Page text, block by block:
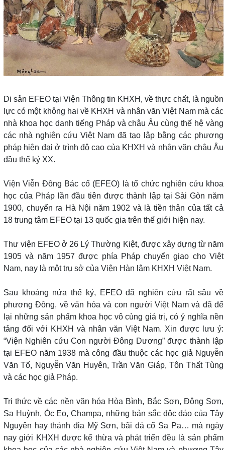
Di sản EFEO tại Viện Thông tin KHXH, về thực chất, là nguồn
lực có một không hai về KHXH và nhân văn Việt Nam mà các
nhà khoa học danh tiếng Pháp và châu Âu cùng thế hệ vàng
các nhà nghiên cứu Việt Nam đã tạo lập bằng các phương
pháp hiện đại ở trình độ cao của KHXH và nhân văn châu Âu
đầu thế kỷ XX.
Viện Viễn Đông Bác cổ (EFEO) là tổ chức nghiên cứu khoa
học của Pháp lần đầu tiên được thành lập tại Sài Gòn năm
1900, chuyển ra Hà Nội năm 1902 và là tiền thân của tất cả
18 trung tâm EFEO tại 13 quốc gia trên thế giới hiện nay.
Thư viện EFEO ở 26 Lý Thường Kiệt, được xây dựng từ năm
1905 và năm 1957 được phía Pháp chuyển giao cho Việt
Nam, nay là một trụ sở của Viện Hàn lâm KHXH Việt Nam.
Sau khoảng nửa thế kỷ, EFEO đã nghiên cứu rất sâu về
phương Đông, về văn hóa và con người Việt Nam và đã để
lại những sản phẩm khoa học vô cùng giá trị, có ý nghĩa nền
tảng đối với KHXH và nhân văn Việt Nam. Xin được lưu ý:
“Viện Nghiên cứu Con người Đông Dương” được thành lập
tại EFEO năm 1938 mà công đầu thuộc các học giả Nguyễn
Văn Tố, Nguyễn Văn Huyên, Trần Văn Giáp, Tôn Thất Tùng
và các học giả Pháp.
Tri thức về các nền văn hóa Hòa Bình, Bắc Sơn, Đông Sơn,
Sa Huỳnh, Óc Eo, Champa, những bản sắc độc đáo của Tây
Nguyên hay thánh địa Mỹ Sơn, bãi đá cổ Sa Pa… mà ngày
nay giới KHXH được kế thừa và phát triển đều là sản phẩm